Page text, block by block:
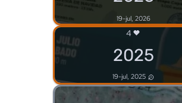
19-jul, 2026
4
2025
19-jul, 2025